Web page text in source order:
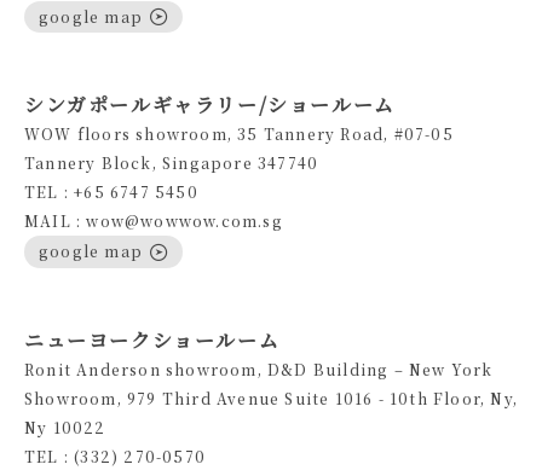
google map
シンガポールギャラリー/ショールーム
WOW floors showroom, 35 Tannery Road, #07-05
Tannery Block, Singapore 347740
TEL : +65 6747 5450
MAIL : wow@wowwow.com.sg
google map
ニューヨークショールーム
Ronit Anderson showroom, D&D Building – New York
Showroom, 979 Third Avenue Suite 1016 - 10th Floor, Ny,
Ny 10022
TEL : (332) 270-0570